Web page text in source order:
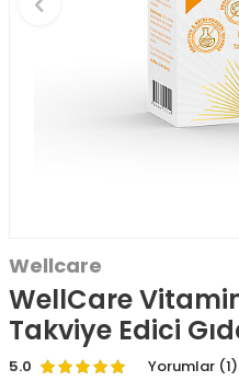
Wellcare
WellCare
Takviye Edici
5.0
Yorumlar (1)